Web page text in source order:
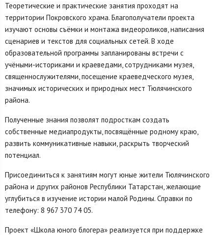
Теоретические и практические занятия проходят на
территории Покровского храма. Благополучатели проекта
изучают основы съёмки и монтажа видеороликов, написания
сценариев и текстов для социальных сетей. В ходе
образовательной программы запланированы встречи с
учёными-историками и краеведами, сотрудниками музея,
священнослужителями, посещение краеведческого музея,
значимых исторических и природных мест Тюлячинского
района.
Полученные знания позволят подросткам создать
собственные медиапродукты, посвящённые родному краю,
развить коммуникативные навыки, раскрыть творческий
потенциал.
Присоединиться к занятиям могут юные жители Тюлячинского
района и других районов Республики Татарстан, желающие
углубиться в изучение истории малой Родины. Справки по
телефону: 8 967 370 74 05.
Проект «Школа юного блогера» реализуется при поддержке